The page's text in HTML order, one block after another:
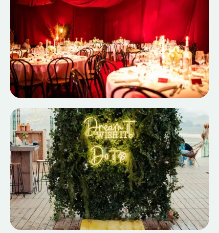
50TH BIRTHDAY BASH
EEN MIJLPAALMOMENT!
Full event case